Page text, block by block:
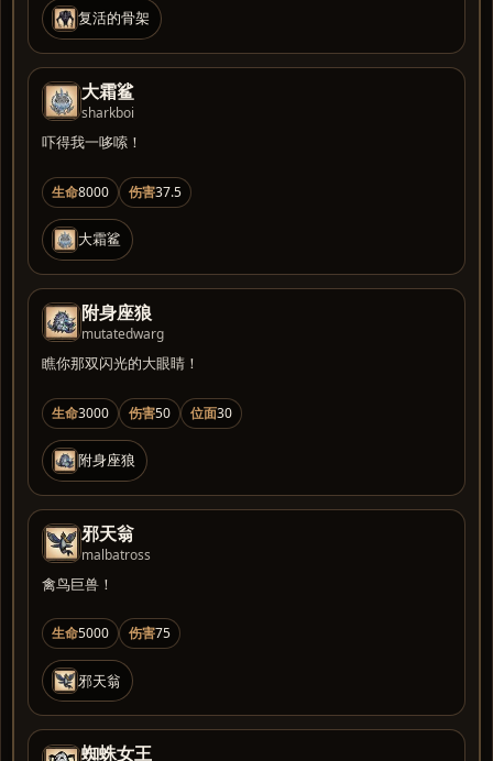
复活的骨架
大霜鲨
sharkboi
吓得我一哆嗦！
生命8000 伤害37.5
大霜鲨
附身座狼
mutatedwarg
瞧你那双闪光的大眼睛！
生命3000 伤害50 位面30
附身座狼
邪天翁
malbatross
禽鸟巨兽！
生命5000 伤害75
邪天翁
蜘蛛女王